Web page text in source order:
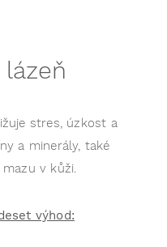
lázeň
stres, úzkost a
a minerály, také
v kůži.
výhod: